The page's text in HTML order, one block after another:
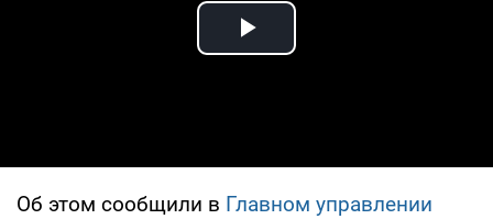
Play Video
Об этом сообщили в Главном управлении